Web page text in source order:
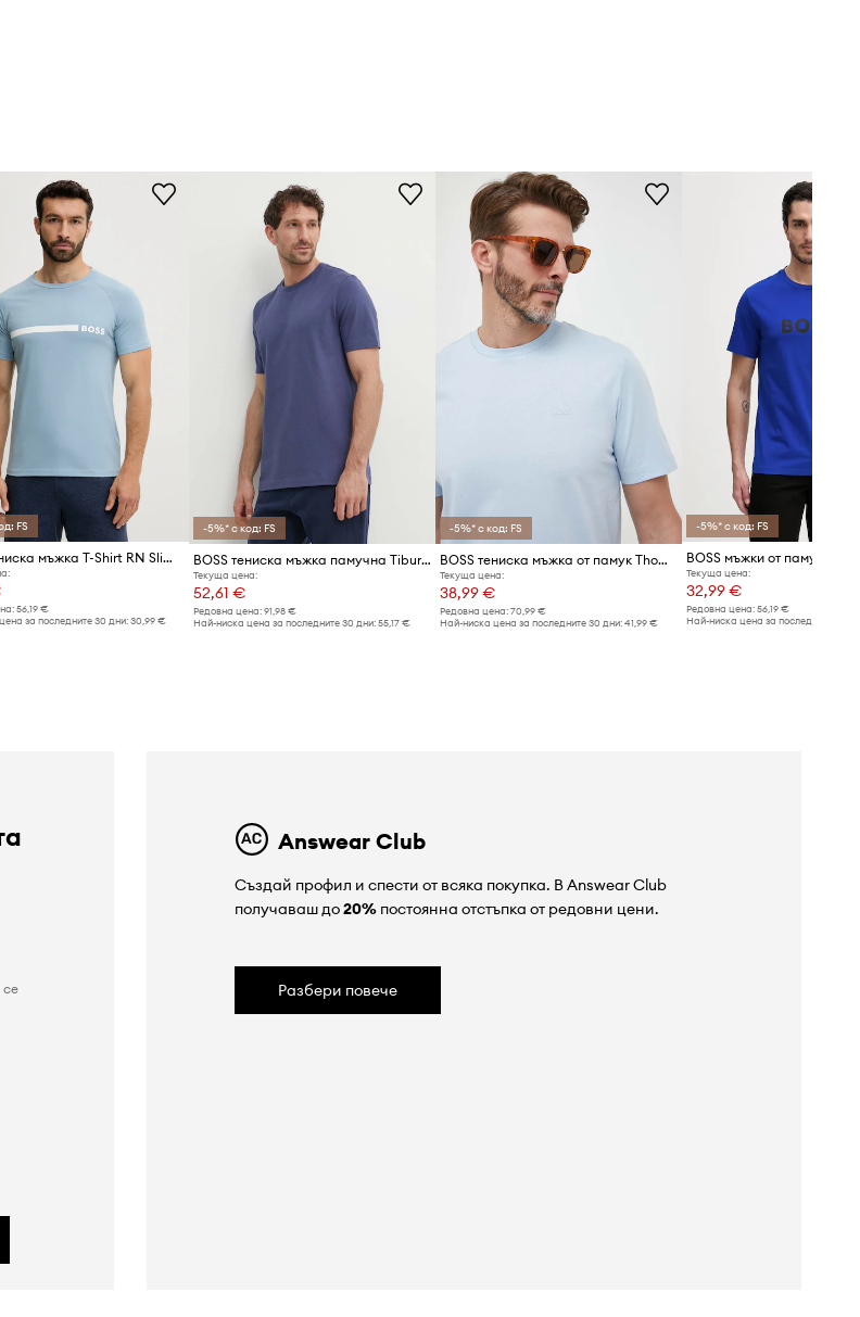
FS
BOSS тениска мъжка T-Shirt RN Slim Fit
56,19 €
за последните 30 дни: 30,99 €
-5%* с код: FS
BOSS тениска мъжка памучна Tiburt 240
Текуща цена:
52,61 €
Редовна цена: 91,98 €
Най-ниска цена за последните 30 дни: 55,17 €
-5%* с код: FS
BOSS тениска мъжка от памук Thompson 01
Текуща цена:
38,99 €
Редовна цена:70,99 €
Най-ниска цена за последните 30 дни:41,99 €
-5%* с код: FS
BOSS мъжки от памук T-
Текуща цена:
32,99 €
Редовна цена: 56,19 €
Най-ниска цена за последните 30
се
Answear Club
Създай профил и спести от всяка покупка. В Answear Club
получаваш до20%постоянна отстъпка от редовни цени.
Разбери повече